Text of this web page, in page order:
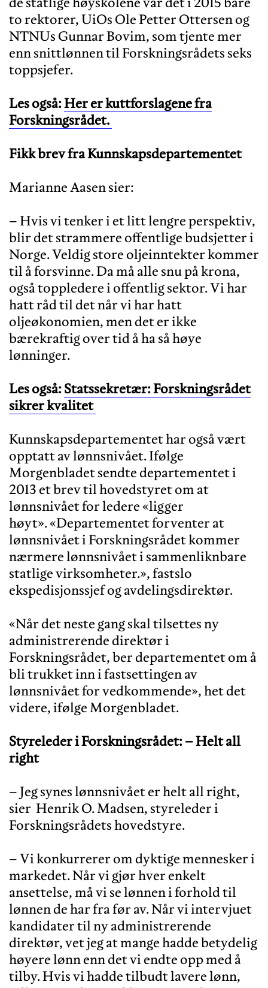
to rektorer, UiOs Ole Petter Ottersen og
NTNUs Gunnar Bovim, som tjente mer
enn snittlønnen til Forskningsrådets seks
toppsjefer.
Les også:Her er kuttforslagene fra
Forskningsrådet.
Fikk brev fra Kunnskapsdepartementet
Marianne Aasen sier:
– Hvis vi tenker i et litt lengre perspektiv,
blir det strammere offentlige budsjetter i
Norge. Veldig store oljeinntekter kommer
til å forsvinne. Da må alle snu på krona,
også toppledere i offentlig sektor. Vi har
hatt råd til det når vi har hatt
oljeøkonomien, men det er ikke
bærekraftig over tid å ha så høye
lønninger.
Les også:Statssekretær: Forskningsrådet
sikrer kvalitet
Kunnskapsdepartementet har også vært
opptatt av lønnsnivået. Ifølge
Morgenbladet sendte departementet i
2013 et brev til hovedstyret om at
lønnsnivået for ledere «ligger
høyt». «Departementet forventer at
lønnsnivået i Forskningsrådet kommer
nærmere lønnsnivået i sammenliknbare
statlige virksomheter.», fastslo
ekspedisjonssjef og avdelingsdirektør.
«Når det neste gang skal tilsettes ny
administrerende direktør i
Forskningsrådet, ber departementet om å
bli trukket inn i fastsettingen av
lønnsnivået for vedkommende», het det
videre, ifølge Morgenbladet.
Styreleder i Forskningsrådet: – Helt all
right
– Jeg synes lønnsnivået er helt all right,
sier Henrik O. Madsen, styreleder i
Forskningsrådets hovedstyre.
– Vi konkurrerer om dyktige mennesker i
markedet. Når vi gjør hver enkelt
ansettelse, må vi se lønnen i forhold til
lønnen de har fra før av. Når vi intervjuet
kandidater til ny administrerende
direktør, vet jeg at mange hadde betydelig
høyere lønn enn det vi endte opp med å
tilby. Hvis vi hadde tilbudt lavere lønn,